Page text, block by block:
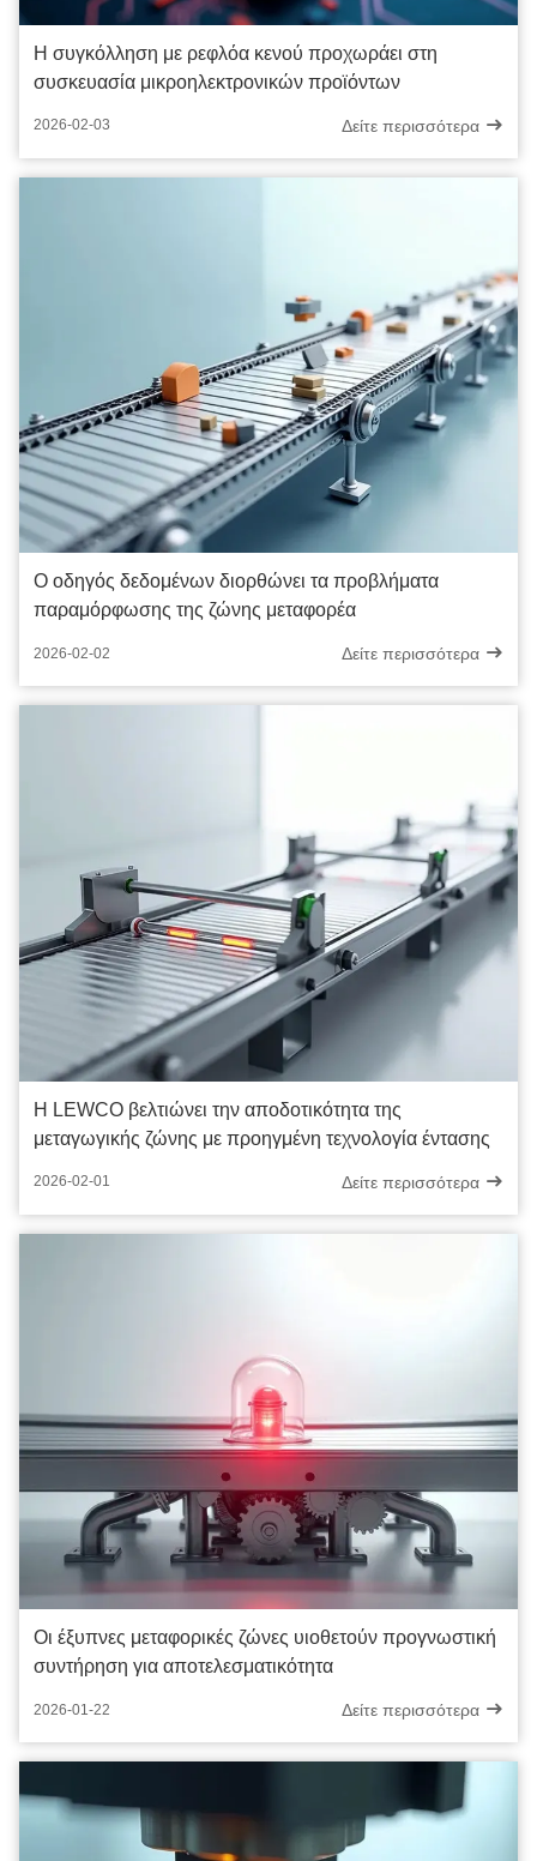
Η συγκόλληση με ρεφλόα κενού προχωράει στη
συσκευασία μικροηλεκτρονικών προϊόντων
2026-02-03 Δείτε περισσότερα
Ο οδηγός δεδομένων διορθώνει τα προβλήματα
παραμόρφωσης της ζώνης μεταφορέα
2026-02-02 Δείτε περισσότερα
Η LEWCO βελτιώνει την αποδοτικότητα της
μεταγωγικής ζώνης με προηγμένη τεχνολογία έντασης
2026-02-01 Δείτε περισσότερα
Οι έξυπνες μεταφορικές ζώνες υιοθετούν προγνωστική
συντήρηση για αποτελεσματικότητα
2026-01-22 Δείτε περισσότερα